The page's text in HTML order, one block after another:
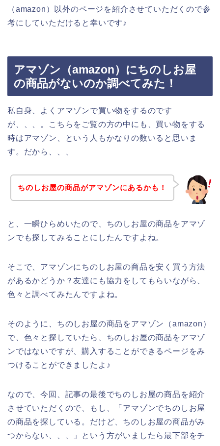
（amazon）以外のページを紹介させていただくので参
考にしていただけると幸いです♪
アマゾン（amazon）にちのしお屋
の商品がないのか調べてみた！
私自身、よくアマゾンで買い物をするのです
が、、、。こちらをご覧の方の中にも、買い物をする
時はアマゾン、という人もかなりの数いると思いま
す。だから、、、
ちのしお屋の商品がアマゾンにあるかも！
と、一瞬ひらめいたので、ちのしお屋の商品をアマゾ
ンでも探してみることにしたんですよね。
そこで、アマゾンにちのしお屋の商品を安く買う方法
があるかどうか？友達にも協力をしてもらいながら、
色々と調べてみたんですよね。
そのように、ちのしお屋の商品をアマゾン（amazon）
で、色々と探していたら、ちのしお屋の商品をアマゾ
ンではないですが、購入することができるページをみ
つけることができましたよ♪
なので、今回、記事の最後でちのしお屋の商品を紹介
させていただくので、もし、「アマゾンでちのしお屋
の商品を探している。だけど、ちのしお屋の商品がみ
つからない、、、」という方がいましたら最下部をチ